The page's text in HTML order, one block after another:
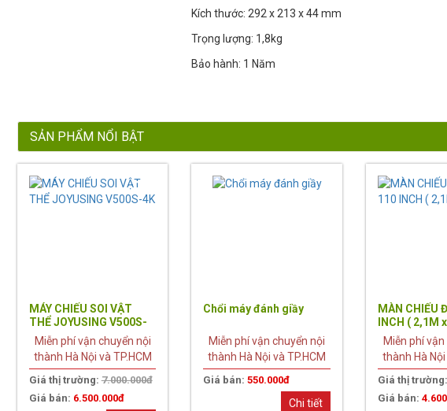
Kích thước: 292‎ x 213 x 44 mm
Trọng lượng: 1,8kg
Bảo hành: 1 Năm
SẢN PHẨM NỔI BẬT
MÁY CHIẾU SOI VẬT
THỂ JOYUSING V500S-
4K
Miễn phí vận chuyển nội
thành Hà Nội và TP.HCM
Giá thị trường:7.000.000đ
Giá bán: 6.500.000đ
7%
Chổi máy đánh giầy
Miễn phí vận chuyển nội
thành Hà Nội và TP.HCM
Giá bán:550.000đ
Chi tiết
MÀN CHIẾU
INCH ( 2,1M
Miễn phí
thành Hà Nội
Giá thị
Giá bán: